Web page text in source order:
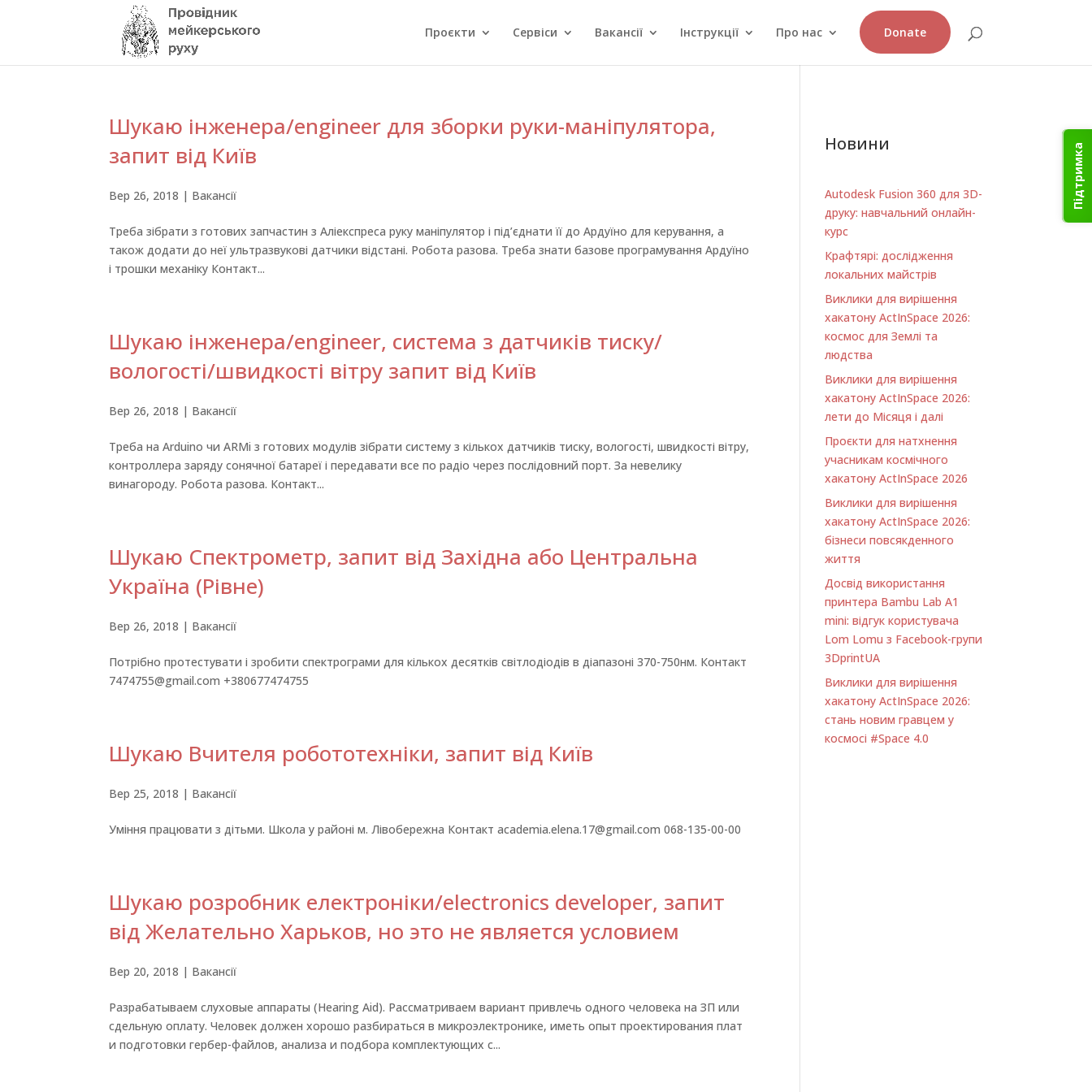
Підтримка
Проєкти Сервіси Вакансії Інструкції Про нас Donate
Шукаю інженера/engineer для зборки руки-маніпулятора,
запит від Київ
Вер 26, 2018 | Вакансії
Треба зібрати з готових запчастин з Аліекспреса руку маніпулятор і під’єднати її до Ардуїно для керування, а
також додати до неї ультразвукові датчики відстані. Робота разова. Треба знати базове програмування Ардуїно
і трошки механіку Контакт...
Шукаю інженера/engineer, система з датчиків тиску/
вологості/швидкості вітру запит від Київ
Вер 26, 2018 | Вакансії
Треба на Arduino чи ARMi з готових модулів зібрати систему з кількох датчиків тиску, вологості, швидкості вітру,
контроллера заряду сонячної батареї і передавати все по радіо через послідовний порт. За невелику
винагороду. Робота разова. Контакт...
Шукаю Спектрометр, запит від Західна або Центральна
Україна (Рівне)
Вер 26, 2018 | Вакансії
Потрібно протестувати і зробити спектрограми для кількох десятків світлодіодів в діапазоні 370-750нм. Контакт
7474755@gmail.com +380677474755
Шукаю Вчителя робототехніки, запит від Київ
Вер 25, 2018 | Вакансії
Уміння працювати з дітьми. Школа у районі м. Лівобережна Контакт academia.elena.17@gmail.com 068-135-00-00
Шукаю розробник електроніки/electronics developer, запит
від Желательно Харьков, но это не является условием
Вер 20, 2018 | Вакансії
Разрабатываем слуховые аппараты (Hearing Aid). Рассматриваем вариант привлечь одного человека на ЗП или
сдельную оплату. Человек должен хорошо разбираться в микроэлектронике, иметь опыт проектирования плат
и подготовки гербер-файлов, анализа и подбора комплектующих с...
Новини
Autodesk Fusion 360 для 3D-
друку: навчальний онлайн-
курс
Крафтярі: дослідження
локальних майстрів
Виклики для вирішення
хакатону ActInSpace 2026:
космос для Землі та
людства
Виклики для вирішення
хакатону ActInSpace 2026:
лети до Місяця і далі
Проєкти для натхнення
учасникам космічного
хакатону ActInSpace 2026
Виклики для вирішення
хакатону ActInSpace 2026:
бізнеси повсякденного
життя
Досвід використання
принтера Bambu Lab A1
minі: відгук користувача
Lom Lomu з Facebook-групи
3DprintUA
Виклики для вирішення
хакатону ActInSpace 2026:
стань новим гравцем у
космосі #Space 4.0